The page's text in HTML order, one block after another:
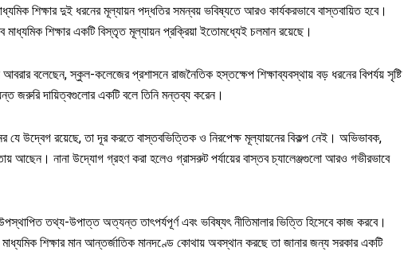
শিক্ষার দুই ধরনের মূল্যায়ন পদ্ধতির সমন্বয় ভবিষ্যতে আরও কার্যকরভাবে বাস্তবায়িত হবে।
শিক্ষার একটি বিস্তৃত মূল্যায়ন প্রক্রিয়া ইতোমধ্যেই চলমান রয়েছে।
বলেছেন, স্কুল-কলেজের প্রশাসনে রাজনৈতিক হস্তক্ষেপ শিক্ষাব্যবস্থায় বড় ধরনের বিপর্যয় সৃষ্টি
জরুরি দায়িত্বগুলোর একটি বলে তিনি মন্তব্য করেন।
যে উদ্বেগ রয়েছে, তা দূর করতে বাস্তবভিত্তিক ও নিরপেক্ষ মূল্যায়নের বিকল্প নেই। অভিভাবক,
আছেন। নানা উদ্যোগ গ্রহণ করা হলেও গ্রাসরুট পর্যায়ের বাস্তব চ্যালেঞ্জগুলো আরও গভীরভাবে
উপস্থাপিত তথ্য-উপাত্ত অত্যন্ত তাৎপর্যপূর্ণ এবং ভবিষ্যৎ নীতিমালার ভিত্তি হিসেবে কাজ করবে।
শিক্ষার মান আন্তর্জাতিক মানদণ্ডে কোথায় অবস্থান করছে তা জানার জন্য সরকার একটি